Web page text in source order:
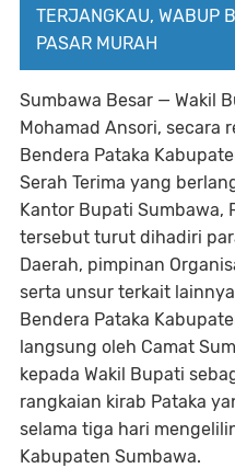
TERJANGKAU, WABUP
PASAR MURAH
Sumbawa Besar — Wakil
Mohamad Ansori, secara
Bendera Pataka
Serah Terima yang
Kantor Bupati Sumbawa,
tersebut turut dihadiri
Daerah, pimpinan
serta unsur terkait
Bendera Pataka
langsung oleh Camat
kepada Wakil Bupati
rangkaian kirab Pataka
selama tiga hari
Kabupaten Sumbawa.